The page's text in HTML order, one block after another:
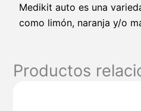
Medikit auto es una
como limón, naranja y/o
Productos